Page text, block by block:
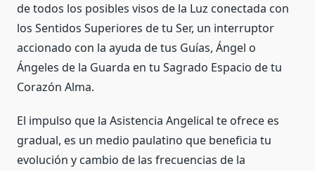
de todos los posibles visos de la Luz conectada con
los Sentidos Superiores de tu Ser, un interruptor
accionado con la ayuda de tus Guías, Ángel o
Ángeles de la Guarda en tu Sagrado Espacio de tu
Corazón Alma.
El impulso que la Asistencia Angelical te ofrece es
gradual, es un medio paulatino que beneficia tu
evolución y cambio de las frecuencias de la